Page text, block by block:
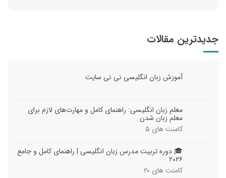
جدیدترین مقالات
آموزش زبان انگلیسی نی نی سایت
معلم زبان انگلیسی: راهنمای کامل و مهارت‌های لازم برای
معلم زبان شدن
کامنت های ۵
🎓 دوره تربیت مدرس زبان انگلیسی | راهنمای کامل و جامع
۲۰۲۶
کامنت های ۲۰